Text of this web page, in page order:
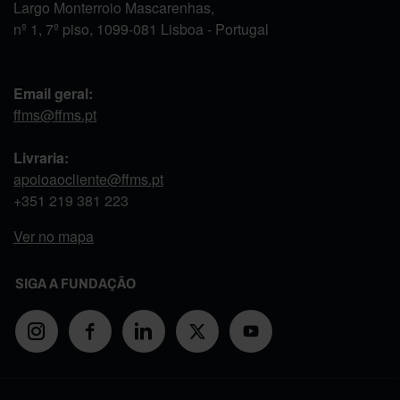
Largo Monterroio Mascarenhas,
nº 1, 7º piso, 1099-081 Lisboa - Portugal
Email geral:
ffms@ffms.pt
Livraria:
apoioaocliente@ffms.pt
+351 219 381 223
Ver no mapa
SIGA A FUNDAÇÃO